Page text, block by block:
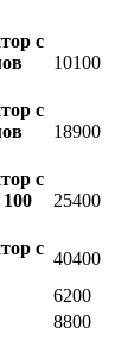
с
10100
с
18900
с
25400
с
40400
6200
8800